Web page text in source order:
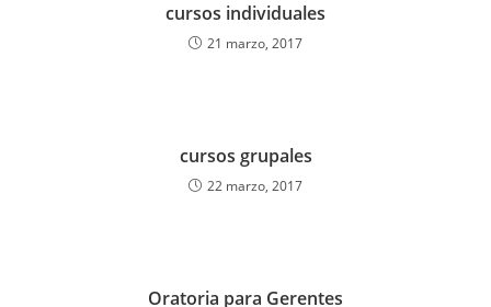
cursos individuales
21 marzo, 2017
cursos grupales
22 marzo, 2017
Oratoria para Gerentes